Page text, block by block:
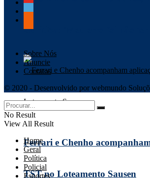
Curitiba: ‘Meu erro foi não ter
Ferrari e Chenho
TST no Loteamento Sausen
Sobre Nós
Anuncie
Contatos
© 2020 - Desenvolvido por webmundo
No Result
View All Result
Home
Geral
Política
Policial
Esportes